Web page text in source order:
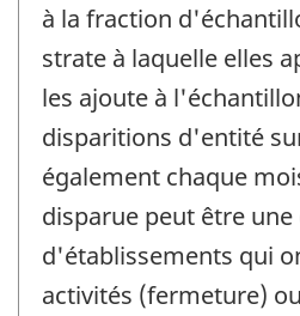
à la fraction
strate à laquelle elles
les ajoute à
disparitions d'entité
également chaque
disparue peut être
d'établissements qui
activités (fermeture)